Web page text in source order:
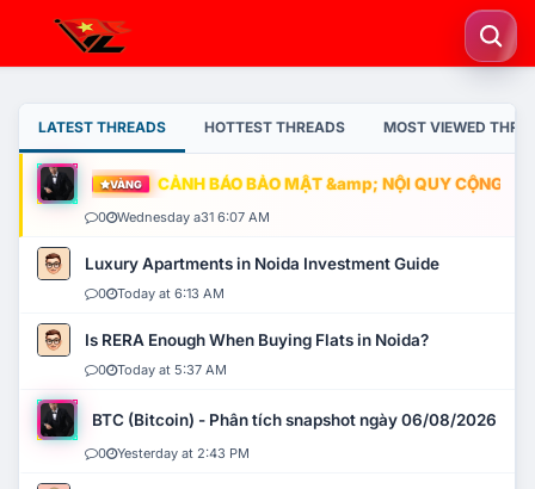
LATEST THREADS HOTTEST THREADS MOST VIEWED
VÀNG CẢNH BÁO BẢO MẬT &amp; NỘI QUY CỘNG
0 Wednesday a31 6:07 AM
Luxury Apartments in Noida Investment Guide
0 Today at 6:13 AM
Is RERA Enough When Buying Flats in Noida?
0 Today at 5:37 AM
BTC (Bitcoin) - Phân tích snapshot ngày 06/08/2026
0 Yesterday at 2:43 PM